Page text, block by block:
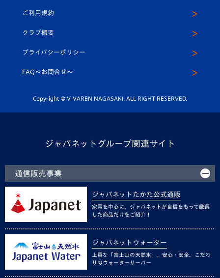
平和祈念活動
ホームタウン活動
スクール
ヴィヴィくんインスタグラム
公式LINE＠
ご利用規約
クラブ概要
プライバシーポリシー
FAQ〜お問合せ〜
Copyright © V-VAREN NAGASAKI. ALL RIGHT RESERVED.
ジャパネットグループ関連サイト
通信販売事業
ジャパネットたかた公式通販
家電を中心に、ジャパネットが自信をもって厳選
した商品だけをご紹介！
ジャパネットウォーター
上質な「富士山の天然水」。安心・安全、こだわ
りのウォーターサーバー